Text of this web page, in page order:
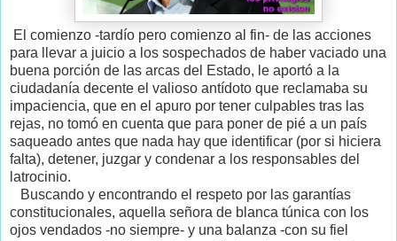
El comienzo -tardío pero comienzo al fin- de las acciones
para llevar a juicio a los sospechados de haber vaciado una
buena porción de las arcas del Estado, le aportó a la
ciudadanía decente el valioso antídoto que reclamaba su
impaciencia, que en el apuro por tener culpables tras las
rejas, no tomó en cuenta que para poner de pié a un país
saqueado antes que nada hay que identificar (por si hiciera
falta), detener, juzgar y condenar a los responsables del
latrocinio.
Buscando y encontrando el respeto por las garantías
constitucionales, aquella señora de blanca túnica con los
ojos vendados -no siempre- y una balanza -con su fiel